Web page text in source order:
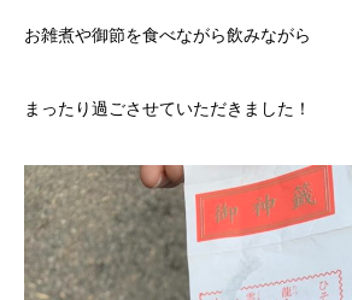
お雑煮や御節を食べながら飲みながら
まったり過ごさせていただきました！